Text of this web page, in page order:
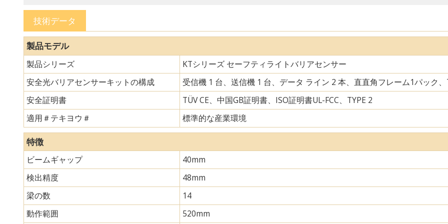
技術データ
製品モデル
製品シリーズ
KTシリーズ セーフティライトバリアセンサー
安全光バリアセンサーキットの構成
受信機 1 台、送信機 1 台、データ ライン 2 本、直直角フレーム1パック
安全証明書
TÜV CE、中国GB証明書、ISO証明書UL-FCC、TYPE 2
適用＃テキヨウ＃
標準的な産業環境
特徴
ビームギャップ
40mm
検出精度
48mm
梁の数
14
動作範囲
520mm